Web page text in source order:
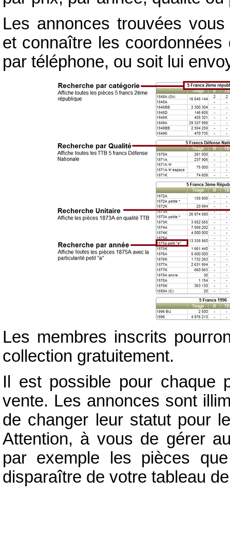
Les annonces trouvées
et connaître les
par téléphone, ou soit lui
Les membres inscrits
collection gratuitement.
Il est possible pour chaque
vente. Les annonces sont
de changer leur statut pour
Attention, à vous de gérer
par exemple les pièces
disparaître de votre tableau